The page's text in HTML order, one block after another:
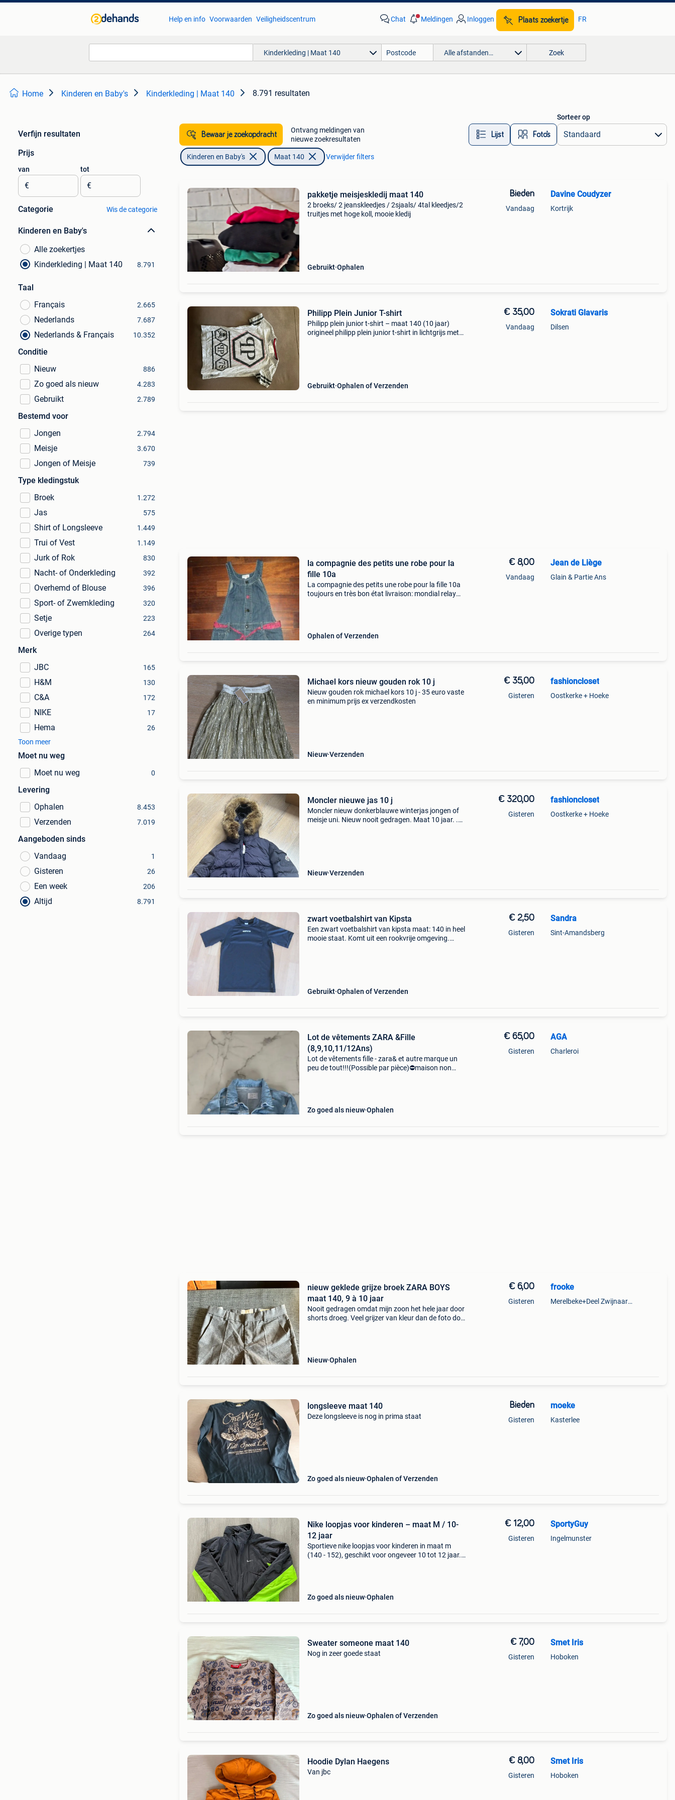
Help en info Voorwaarden Veiligheidscentrum Chat Meldingen Inloggen Plaats zoekertje FR
Kinderkleding | Maat 140 Alle afstanden… Zoek
Home Kinderen en Baby's Kinderkleding | Maat 140 8.791 resultaten
Verfijn resultaten
Prijs
van
€
tot
€
Categorie Wis de categorie
Kinderen en Baby's
Alle zoekertjes
Kinderkleding | Maat 140
8.791
Taal
Français
2.665
Nederlands 7.687
Nederlands & Français 10.352
Conditie
Nieuw
886
Zo goed als nieuw 4.283
Gebruikt 2.789
Bestemd voor
Jongen
2.794
Meisje 3.670
Jongen of Meisje 739
Type kledingstuk
Broek
1.272
Jas 575
Shirt of Longsleeve 1.449
Trui of Vest 1.149
Jurk of Rok 830
Nacht- of Onderkleding 392
Overhemd of Blouse 396
Sport- of Zwemkleding 320
Setje 223
Overige typen 264
Merk
JBC
165
H&M 130
C&A 172
NIKE 17
Hema
26
Toon meer
Moet nu weg
Moet nu weg
0
Levering
Ophalen
8.453
Verzenden 7.019
Aangeboden sinds
Vandaag
1
Gisteren 26
Een week 206
Altijd 8.791
Bewaar je zoekopdracht
Ontvang meldingen van
nieuwe zoekresultaten
Lijst Foto’s
Sorteer op
Kinderen en Baby's Maat 140 Verwijder filters
pakketje meisjeskledij maat 140
2 broeks/ 2 jeanskleedjes / 2sjaals/ 4tal kleedjes/2
truitjes met hoge koll, mooie kledij
Gebruikt Ophalen
Bieden
Vandaag
Davine Coudyzer
Kortrijk
Philipp Plein Junior T-shirt
Philipp plein junior t-shirt – maat 140 (10 jaar)
origineel philipp plein junior t-shirt in lichtgrijs met
Gebruikt Ophalen of Verzenden
€ 35,00
Vandaag
Sokrati Glavaris
Dilsen
la compagnie des petits une robe pour la
fille 10a
La compagnie des petits une robe pour la fille 10a
toujours en très bon état livraison: mondial relay
Ophalen of Verzenden
€ 8,00
Vandaag
Jean de Liège
Glain & Partie Ans
Michael kors nieuw gouden rok 10 j
Nieuw gouden rok michael kors 10 j - 35 euro vaste
en minimum prijs ex verzendkosten
Nieuw Verzenden
€ 35,00
Gisteren
fashioncloset
Oostkerke + Hoeke
Moncler nieuwe jas 10 j
Moncler nieuw donkerblauwe winterjas jongen of
meisje uni. Nieuw nooit gedragen. Maat 10 jaar. .
Nieuw Verzenden
€ 320,00
Gisteren
fashioncloset
Oostkerke + Hoeke
zwart voetbalshirt van Kipsta
Een zwart voetbalshirt van kipsta maat: 140 in heel
mooie staat. Komt uit een rookvrije omgeving.
Gebruikt Ophalen of Verzenden
€ 2,50
Gisteren
Sandra
Sint-Amandsberg
Lot de vêtements ZARA &Fille
(8,9,10,11/12Ans)
Lot de vêtements fille - zara& et autre marque un
peu de tout!!!(Possible par pièce)⛔️maison non
Zo goed als nieuw Ophalen
€ 65,00
Gisteren
AGA
Charleroi
nieuw geklede grijze broek ZARA BOYS
maat 140, 9 à 10 jaar
Nooit gedragen omdat mijn zoon het hele jaar door
shorts droeg. Veel grijzer van kleur dan de foto doet
Nieuw Ophalen
€ 6,00
Gisteren
frooke
Merelbeke+Deel Zwijnaarde
longsleeve maat 140
Deze longsleeve is nog in prima staat
Zo goed als nieuw Ophalen of Verzenden
Bieden
Gisteren
moeke
Kasterlee
Nike loopjas voor kinderen – maat M / 10-
12 jaar
Sportieve nike loopjas voor kinderen in maat m
(140 - 152), geschikt voor ongeveer 10 tot 12 jaar.
Zo goed als nieuw Ophalen
€ 12,00
Gisteren
SportyGuy
Ingelmunster
Sweater someone maat 140
Nog in zeer goede staat
Zo goed als nieuw Ophalen of Verzenden
€ 7,00
Gisteren
Smet Iris
Hoboken
Hoodie Dylan Haegens
Van jbc
€ 8,00
Gisteren
Smet Iris
Hoboken